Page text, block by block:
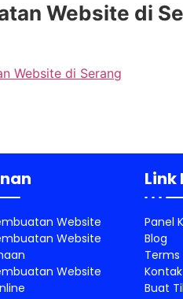
Website di
Website di Serang
Website
Website
Website
Panel
Blog
Terms
Buat